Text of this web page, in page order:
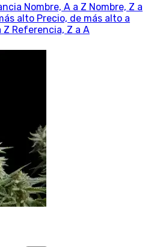
Nombre, A a Z Nombre, Z a
alto Precio, de más alto a
Z Referencia, Z a A